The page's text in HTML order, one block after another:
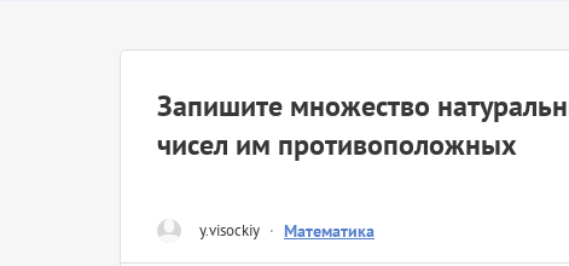
y.visockiy · Математика
Запишите множество
чисел им противоположных